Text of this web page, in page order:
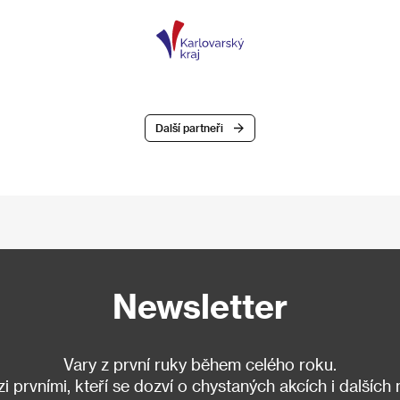
Další partneři
Newsletter
Vary z první ruky během celého roku.
prvními, kteří se dozví o chystaných akcích i dalších